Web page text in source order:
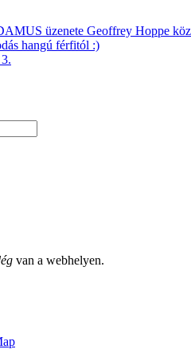
üzenete Geoffrey Hoppe
hangú férfitól :)
van a webhelyen.